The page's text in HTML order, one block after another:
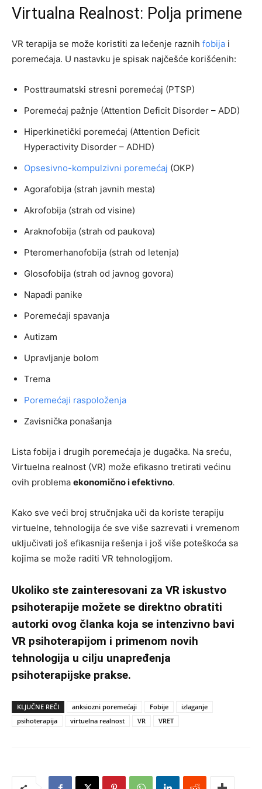
Virtualna Realnost: Polja primene
VR terapija se može koristiti za lečenje raznih fobija i
poremećaja. U nastavku je spisak najčešće korišćenih:
Posttraumatski stresni poremećaj (PTSP)
Poremećaj pažnje (Attention Deficit Disorder – ADD)
Hiperkinetički poremećaj (Attention Deficit
Hyperactivity Disorder – ADHD)
Opsesivno-kompulzivni poremećaj (OKP)
Agorafobija (strah javnih mesta)
Akrofobija (strah od visine)
Araknofobija (strah od paukova)
Pteromerhanofobija (strah od letenja)
Glosofobija (strah od javnog govora)
Napadi panike
Poremećaji spavanja
Autizam
Upravljanje bolom
Trema
Poremećaji raspoloženja
Zavisnička ponašanja
Lista fobija i drugih poremećaja je dugačka. Na sreću,
Virtuelna realnost (VR) može efikasno tretirati većinu
ovih problema ekonomično i efektivno.
Kako sve veći broj stručnjaka uči da koriste terapiju
virtuelne, tehnologija će sve više sazrevati i vremenom
uključivati još efikasnija rešenja i još više poteškoća sa
kojima se može raditi VR tehnologijom.
Ukoliko ste zainteresovani za VR iskustvo
psihoterapije možete se direktno obratiti
autorki ovog članka koja se intenzivno bavi
VR psihoterapijom i primenom novih
tehnologija u cilju unapređenja
psihoterapijske prakse.
KLJUČNE REČI anksiozni poremećaji Fobije
izlaganje
psihoterapija
virtuelna realnost VR VRET